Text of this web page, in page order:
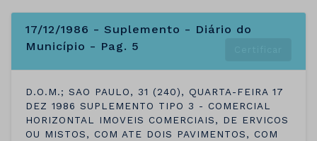
17/12/1986 - Suplemento - Diário do
Município - Pag. 5
D.O.M.; SAO PAULO, 31 (240), QUARTA-FEIRA 17
DEZ 1986 SUPLEMENTO TIPO 3 - COMERCIAL
HORIZONTAL IMOVEIS COMERCIAIS, DE ERVICOS
OU MISTOS, COM ATE DOIS PAVIMENTOS, COM